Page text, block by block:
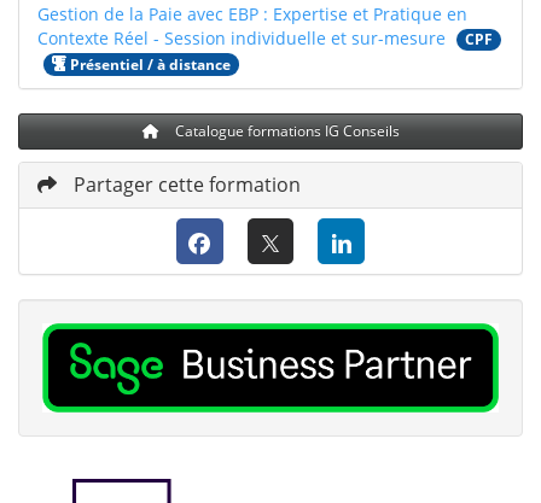
Gestion de la Paie avec EBP : Expertise et Pratique en
Contexte Réel - Session individuelle et sur-mesure
CPF
Présentiel / à distance
Catalogue formations IG Conseils
Partager cette formation